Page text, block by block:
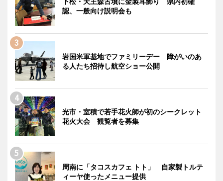
認、一般向け説明会も
岩国米軍基地でファミリーデー 障がいのあ
る人たち招待し航空ショー公開
光市・室積で若手花火師が初のシークレット
花火大会 観覧者を募集
周南に「タコスカフェ トト」 自家製トルテ
ィーヤ使ったメニュー提供